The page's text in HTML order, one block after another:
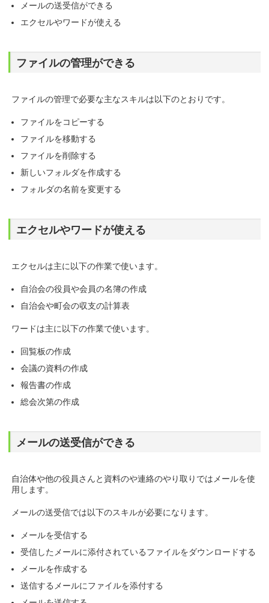
メールの送受信ができる
エクセルやワードが使える
ファイルの管理ができる
ファイルの管理で必要な主なスキルは以下のとおりです。
ファイルをコピーする
ファイルを移動する
ファイルを削除する
新しいフォルダを作成する
フォルダの名前を変更する
エクセルやワードが使える
エクセルは主に以下の作業で使います。
自治会の役員や会員の名簿の作成
自治会や町会の収支の計算表
ワードは主に以下の作業で使います。
回覧板の作成
会議の資料の作成
報告書の作成
総会次第の作成
メールの送受信ができる
自治体や他の役員さんと資料のや連絡のやり取りではメールを使
用します。
メールの送受信では以下のスキルが必要になります。
メールを受信する
受信したメールに添付されているファイルをダウンロードする
メールを作成する
送信するメールにファイルを添付する